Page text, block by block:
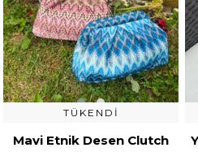
TÜKENDI
Mavi Etnik Desen Clutch